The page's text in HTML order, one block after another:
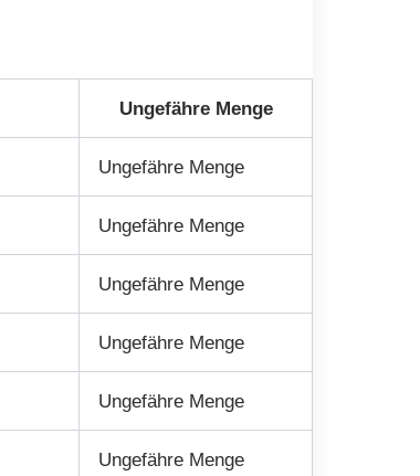
Ungefähre Menge
Ungefähre Menge
Ungefähre Menge
Ungefähre Menge
Ungefähre Menge
Ungefähre Menge
Ungefähre Menge